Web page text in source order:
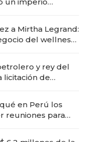
a Mirtha Legrand:
del wellness
y rey del
licitación de
en Perú los
reuniones para